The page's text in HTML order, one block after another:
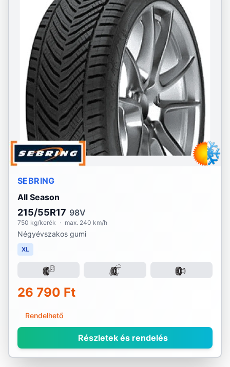
SEBRING
All Season
215/55R17 98V
750 kg/kerék · max. 240 km/h
Négyévszakos gumi
XL
26 790 Ft
Rendelhető
Részletek és rendelés